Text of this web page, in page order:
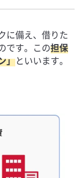
に備え、借りた
です。この担保
」といいます。